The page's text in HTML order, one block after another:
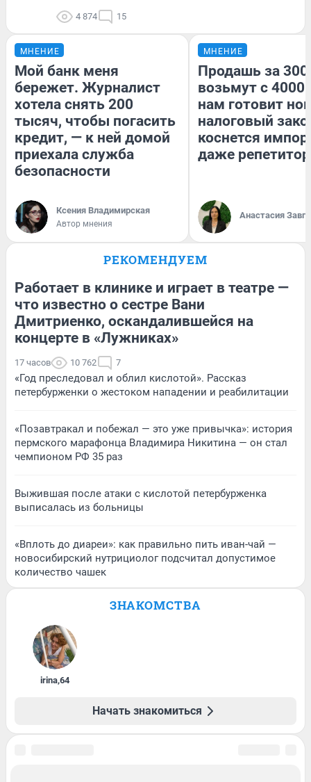
4 874 15
МНЕНИЕ
Мой банк меня
бережет. Журналист
хотела снять 200
тысяч, чтобы погасить
кредит, — к ней домой
приехала служба
безопасности
Ксения Владимирская
Автор мнения
МНЕНИЕ
Продашь за
возьмут с
нам готовит
налоговый
коснется
даже
Анастасия
РЕКОМЕНДУЕМ
Работает в клинике и играет в театре —
что известно о сестре Вани
Дмитриенко, оскандалившейся на
концерте в «Лужниках»
17 часов 10 762 7
«Год преследовал и облил кислотой». Рассказ
петербурженки о жестоком нападении и реабилитации
«Позавтракал и побежал — это уже привычка»: история
пермского марафонца Владимира Никитина — он стал
чемпионом РФ 35 раз
Выжившая после атаки с кислотой петербурженка
выписалась из больницы
«Вплоть до диареи»: как правильно пить иван-чай —
новосибирский нутрициолог подсчитал допустимое
количество чашек
ЗНАКОМСТВА
irina,64
Начать знакомиться